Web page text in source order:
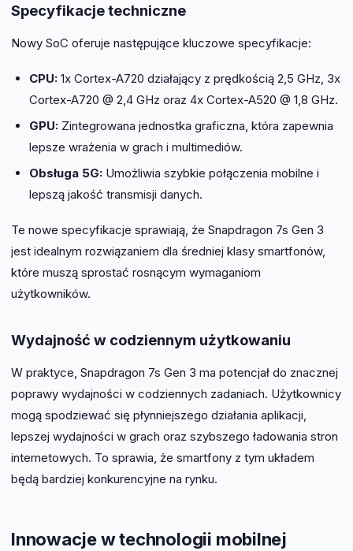
Specyfikacje techniczne
Nowy SoC oferuje następujące kluczowe specyfikacje:
CPU:1x Cortex-A720 działający z prędkością 2,5 GHz, 3x
Cortex-A720 @ 2,4 GHz oraz 4x Cortex-A520 @ 1,8 GHz.
GPU:Zintegrowana jednostka graficzna, która zapewnia
lepsze wrażenia w grach i multimediów.
Obsługa 5G:Umożliwia szybkie połączenia mobilne i
lepszą jakość transmisji danych.
Te nowe specyfikacje sprawiają, że Snapdragon 7s Gen 3
jest idealnym rozwiązaniem dla średniej klasy smartfonów,
które muszą sprostać rosnącym wymaganiom
użytkowników.
Wydajność w codziennym użytkowaniu
W praktyce, Snapdragon 7s Gen 3 ma potencjał do znacznej
poprawy wydajności w codziennych zadaniach. Użytkownicy
mogą spodziewać się płynniejszego działania aplikacji,
lepszej wydajności w grach oraz szybszego ładowania stron
internetowych. To sprawia, że smartfony z tym układem
będą bardziej konkurencyjne na rynku.
Innowacje w technologii mobilnej